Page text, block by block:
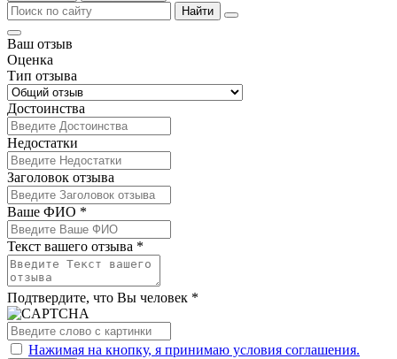
Найти
Ваш отзыв
Оценка
Тип отзыва
Достоинства
Недостатки
Заголовок отзыва
Ваше ФИО *
Текст вашего отзыва *
Подтвердите, что Вы человек *
Нажимая на кнопку, я принимаю условия соглашения.